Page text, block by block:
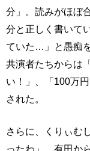
分」。読みがほぼ
分と正しく書いて
ていた…」と愚痴
共演者たちからは
い！」、「100万
された。
さらに、くりぃむ
ったわ」、有田か